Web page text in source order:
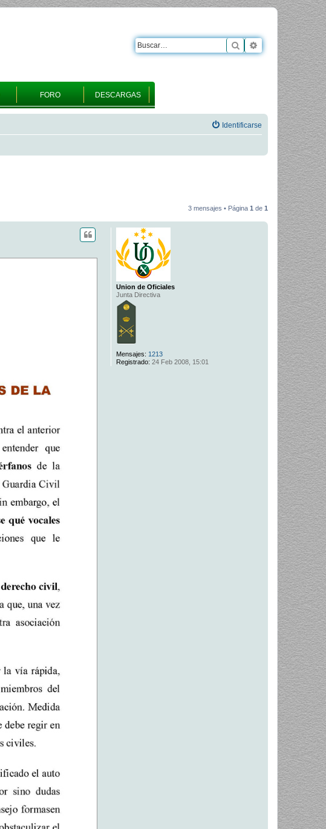
FORO DESCARGAS
Buscar Búsqueda
Identificarse
3 mensajes • Página 1 de 1
Union de Oficiales
Junta Directiva
Mensajes: 1213
Registrado: 24 Feb 2008, 15:01